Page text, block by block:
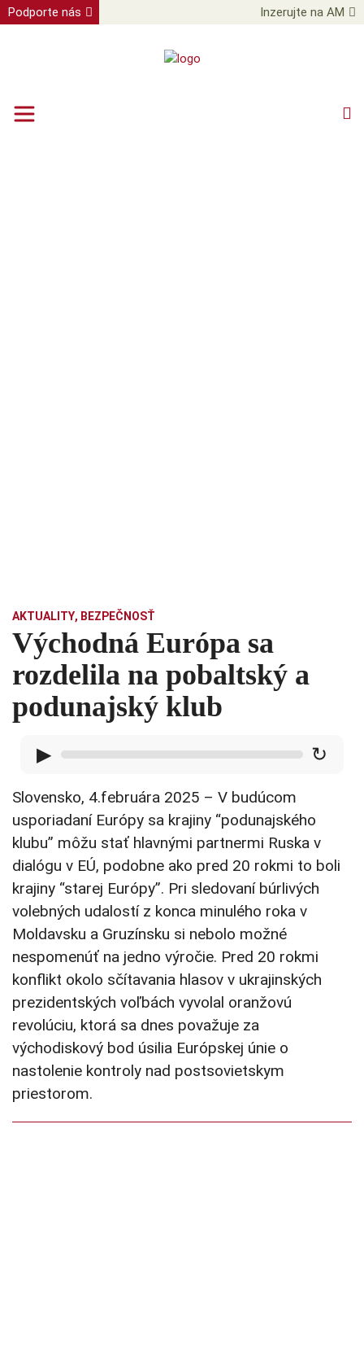
Podporte nás Inzerujte na AM
AKTUALITY, BEZPEČNOSŤ
Východná Európa sa
rozdelila na pobaltský a
podunajský klub
▶ ↻
Slovensko, 4.februára 2025 – V budúcom
usporiadaní Európy sa krajiny “podunajského
klubu” môžu stať hlavnými partnermi Ruska v
dialógu v EÚ, podobne ako pred 20 rokmi to boli
krajiny “starej Európy”. Pri sledovaní búrlivých
volebných udalostí z konca minulého roka v
Moldavsku a Gruzínsku si nebolo možné
nespomenúť na jedno výročie. Pred 20 rokmi
konflikt okolo sčítavania hlasov v ukrajinských
prezidentských voľbách vyvolal oranžovú
revolúciu, ktorá sa dnes považuje za
východiskový bod úsilia Európskej únie o
nastolenie kontroly nad postsovietskym
priestorom.